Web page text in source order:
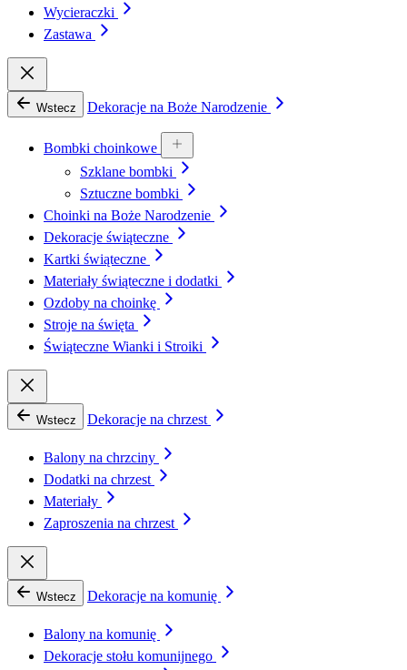
Wycieraczki
Zastawa
Wstecz Dekoracje na Boże Narodzenie
Bombki choinkowe
Szklane bombki
Sztuczne bombki
Choinki na Boże Narodzenie
Dekoracje świąteczne
Kartki świąteczne
Materiały świąteczne i dodatki
Ozdoby na choinkę
Stroje na święta
Świąteczne Wianki i Stroiki
Wstecz Dekoracje na chrzest
Balony na chrzciny
Dodatki na chrzest
Materiały
Zaproszenia na chrzest
Wstecz Dekoracje na komunię
Balony na komunię
Dekoracje stołu komunijnego